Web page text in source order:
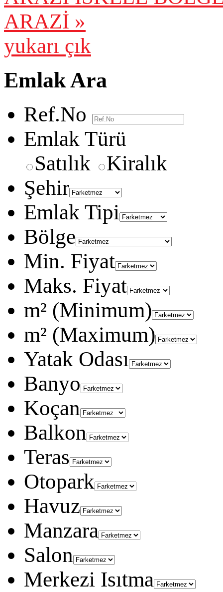
ARAZİ »
yukarı çık
Emlak Ara
Ref.No
Emlak Türü
Satılık
Kiralık
Şehir
Emlak Tipi
Bölge
Min. Fiyat
Maks. Fiyat
m² (Minimum)
m² (Maximum)
Yatak Odası
Banyo
Koçan
Balkon
Teras
Otopark
Havuz
Manzara
Salon
Merkezi Isıtma